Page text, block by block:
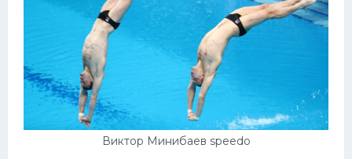
Виктор Минибаев speedo